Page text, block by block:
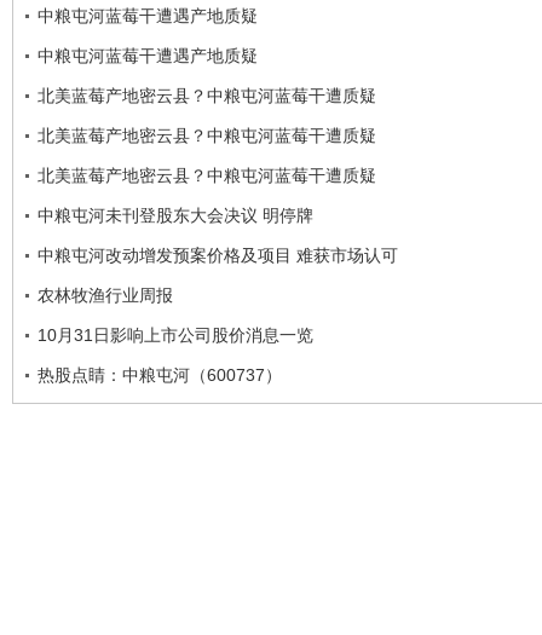
中粮屯河蓝莓干遭遇产地质疑
中粮屯河蓝莓干遭遇产地质疑
北美蓝莓产地密云县？中粮屯河蓝莓干遭质疑
北美蓝莓产地密云县？中粮屯河蓝莓干遭质疑
北美蓝莓产地密云县？中粮屯河蓝莓干遭质疑
中粮屯河未刊登股东大会决议 明停牌
中粮屯河改动增发预案价格及项目 难获市场认可
农林牧渔行业周报
10月31日影响上市公司股价消息一览
热股点睛：中粮屯河（600737）